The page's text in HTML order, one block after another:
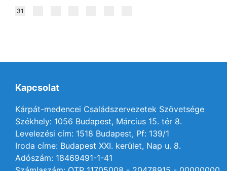
31
Kapcsolat
Kárpát-medencei Családszervezetek Szövetsége
Székhely: 1056 Budapest, Március 15. tér 8.
Levelezési cím: 1518 Budapest, Pf: 139/1
Iroda címe: Budapest XXI. kerület, Nap u. 8.
Adószám: 18469491-1-41